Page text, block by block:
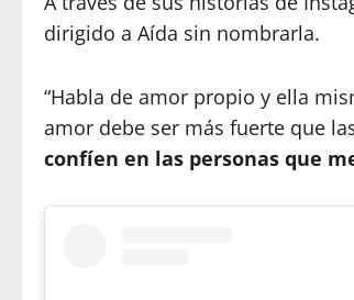
dirigido a Aída sin nombrarla.
“Habla de amor propio y ella
amor debe ser más fuerte que
confíen en las personas que